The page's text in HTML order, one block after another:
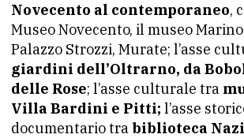
Novecento al contemporaneo,
Museo Novecento, il museo
Palazzo Strozzi, Murate; l’asse
giardini dell’Oltrarno, da
delle Rose; l’asse culturale tra
Villa Bardini e Pitti; l’asse
documentario tra biblioteca